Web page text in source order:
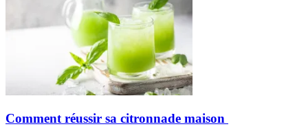
Comment réussir sa citronnade maison